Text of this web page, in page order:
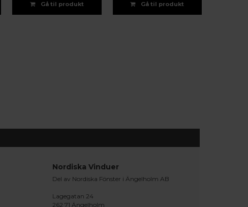
Gå til produkt Gå til produkt
Nordiska Vinduer
Del av Nordiska Fönster i Ängelholm AB
Lagegatan 24
262 71 Ängelholm